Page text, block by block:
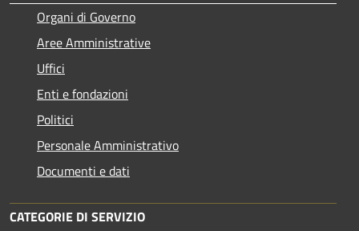
Organi di Governo
Aree Amministrative
Uffici
Enti e fondazioni
Politici
Personale Amministrativo
Documenti e dati
CATEGORIE DI SERVIZIO